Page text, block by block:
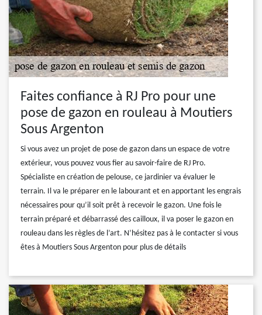
Faites confiance à RJ Pro pour une
pose de gazon en rouleau à Moutiers
Sous Argenton
Si vous avez un projet de pose de gazon dans un espace de votre
extérieur, vous pouvez vous fier au savoir-faire de RJ Pro.
Spécialiste en création de pelouse, ce jardinier va évaluer le
terrain. Il va le préparer en le labourant et en apportant les engrais
nécessaires pour qu’il soit prêt à recevoir le gazon. Une fois le
terrain préparé et débarrassé des cailloux, il va poser le gazon en
rouleau dans les règles de l’art. N’hésitez pas à le contacter si vous
êtes à Moutiers Sous Argenton pour plus de détails